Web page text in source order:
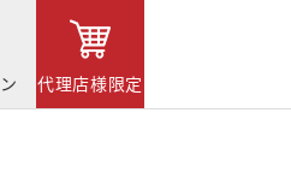
代理店様限定